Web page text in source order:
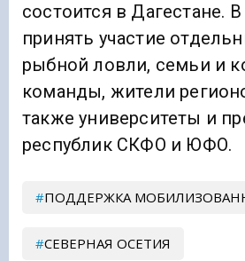
состоится в Дагестане.
принять участие
рыбной ловли, семьи и
команды, жители
также университеты и
республик СКФО и ЮФО.
ПОДДЕРЖКА
СЕВЕРНАЯ ОСЕТИЯ